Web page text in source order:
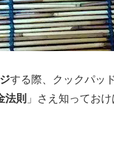
する際、クックパッ
法則 」さえ知ってお